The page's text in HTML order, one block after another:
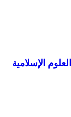
الإسلامية